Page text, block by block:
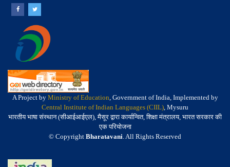
A Project by Ministry of Education, Government of India, Implemented by
Central Institute of Indian Languages (CIIL), Mysuru
भारतीय भाषा संस्थान (सीआईआईएल), मैसूर द्वारा कार्यान्वित, शिक्षा मंत्रालय, भारत सरकार की
एक परियोजना
© Copyright Bharatavani. All Rights Reserved